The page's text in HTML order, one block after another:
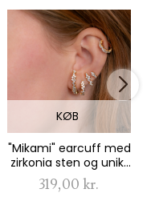
KØB
"Mikami" earcuff med
zirkonia sten og unikt
design i 18k forgyldt
sterling sølv
319,00 kr.